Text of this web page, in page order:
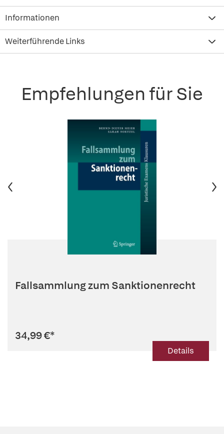
Informationen
Weiterführende Links
Empfehlungen für Sie
Fallsammlung zum Sanktionenrecht
34,99 €*
Details